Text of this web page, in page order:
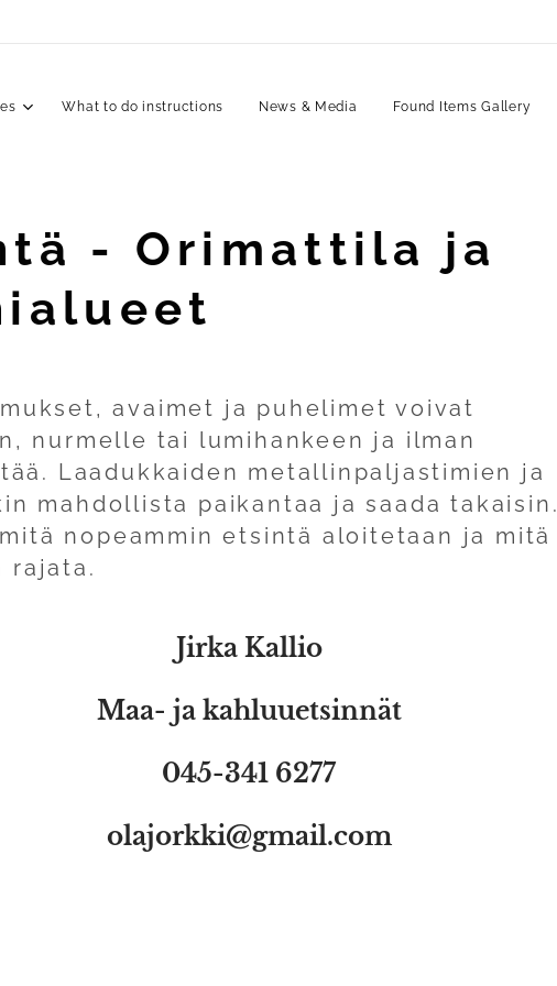
What to do instructions News & Media Found Items Gallery
- Orimattila ja
avaimet ja puhelimet voivat
nurmelle tai lumihankeen ja ilman
Laadukkaiden metallinpaljastimien ja
mahdollista paikantaa ja saada takaisin.
nopeammin etsintä aloitetaan ja mitä
rajata.
Jirka Kallio
Maa- ja kahluuetsinnät
045-341 6277
olajorkki@gmail.com